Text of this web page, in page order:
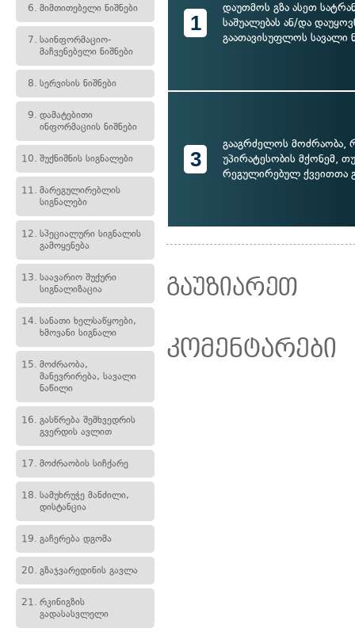
6. მიმთითებელი ნიშნები
7. საინფორმაციო-
მაჩვენებელი ნიშნები
8. სერვისის ნიშნები
9. დამატებითი
ინფორმაციის ნიშნები
10. შუქნიშნის სიგნალები
11. მარეგულირებლის
სიგნალები
12. სპეციალური სიგნალის
გამოყენება
13. საავარიო შუქური
სიგნალიზაცია
14. სანათი ხელსაწყოები,
ხმოვანი სიგნალი
15. მოძრაობა,
მანევრირება, სავალი
ნაწილი
16. გასწრება შემხვედრის
გვერდის ავლით
17. მოძრაობის სიჩქარე
18. სამუხრუჭე მანძილი,
დისტანცია
19. გაჩერება დგომა
20. გზაჯვარედინის გავლა
21. რკინიგზის
გადასასვლელი
1
დაუთმოს გზა ასეთ
საშუალებას ან/და
გაათავისუფლოს სავალი
3
გააგრძელოს მოძრაობა,
უპირატესობის მქონემ,
რეგულირებულ ქვეითთა
გაუზიარეთ
კომენტარები